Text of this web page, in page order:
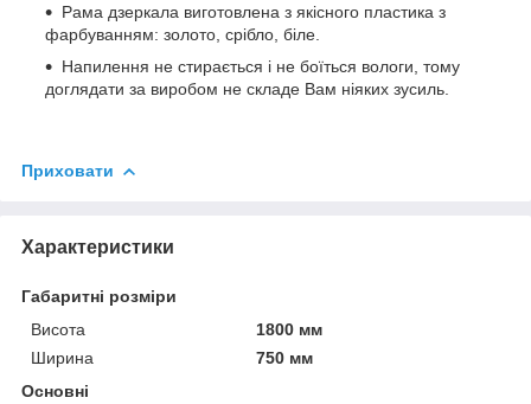
Рама дзеркала виготовлена з якісного пластика з
фарбуванням: золото, срібло, біле.
Напилення не стирається і не боїться вологи, тому
доглядати за виробом не складе Вам ніяких зусиль.
Приховати
Характеристики
Габаритні розміри
Висота
1800 мм
Ширина
750 мм
Основні